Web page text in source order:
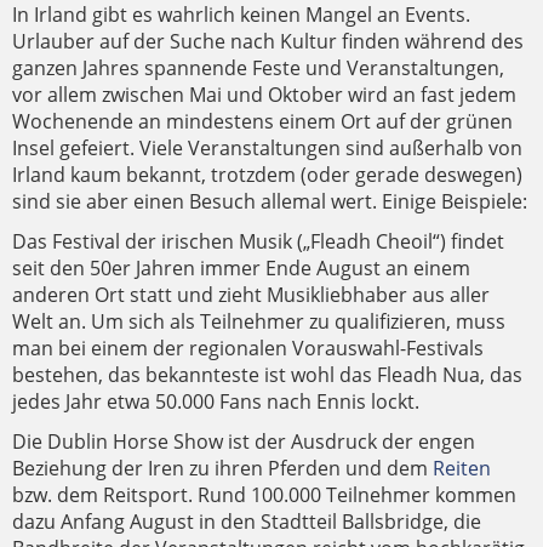
In Irland gibt es wahrlich keinen Mangel an Events.
Urlauber auf der Suche nach Kultur finden während des
ganzen Jahres spannende Feste und Veranstaltungen,
vor allem zwischen Mai und Oktober wird an fast jedem
Wochenende an mindestens einem Ort auf der grünen
Insel gefeiert. Viele Veranstaltungen sind außerhalb von
Irland kaum bekannt, trotzdem (oder gerade deswegen)
sind sie aber einen Besuch allemal wert. Einige Beispiele:
Das Festival der irischen Musik („Fleadh Cheoil“) findet
seit den 50er Jahren immer Ende August an einem
anderen Ort statt und zieht Musikliebhaber aus aller
Welt an. Um sich als Teilnehmer zu qualifizieren, muss
man bei einem der regionalen Vorauswahl-Festivals
bestehen, das bekannteste ist wohl das Fleadh Nua, das
jedes Jahr etwa 50.000 Fans nach Ennis lockt.
Die Dublin Horse Show ist der Ausdruck der engen
Beziehung der Iren zu ihren Pferden und dem Reiten
bzw. dem Reitsport. Rund 100.000 Teilnehmer kommen
dazu Anfang August in den Stadtteil Ballsbridge, die